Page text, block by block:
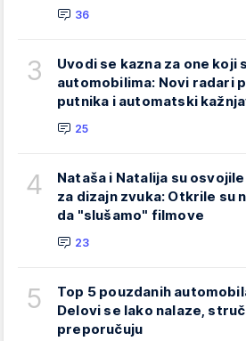
36
3
Uvodi se kazna za one koji
automobilima: Novi radari
putnika i automatski
25
4
Nataša i Natalija su
za dizajn zvuka: Otkrile su
da "slušamo" filmove
23
5
Top 5 pouzdanih
Delovi se lako nalaze,
preporučuju